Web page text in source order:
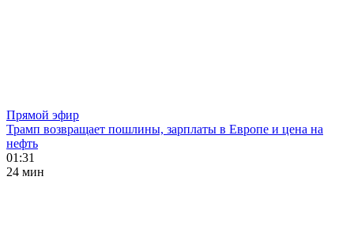
Прямой эфир
Трамп возвращает пошлины, зарплаты в Европе и цена на
нефть
01:31
24 мин